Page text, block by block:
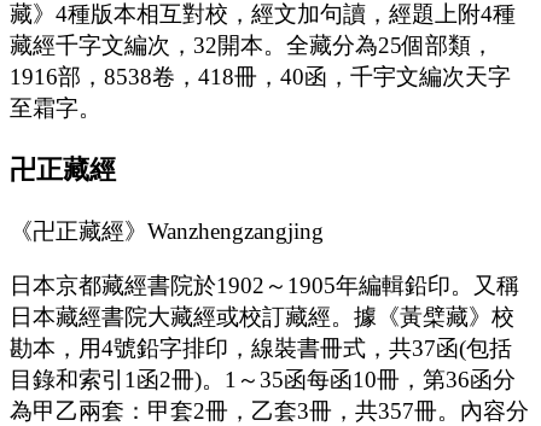
藏》4種版本相互對校，經文加句讀，經題上附4種
藏經千字文編次，32開本。全藏分為25個部類，
1916部，8538卷，418冊，40函，千宇文編次天字
至霜字。
卍正藏經
《卍正藏經》Wanzhengzangjing
日本京都藏經書院於1902～1905年編輯鉛印。又稱
日本藏經書院大藏經或校訂藏經。據《黃檗藏》校
勘本，用4號鉛字排印，線裝書冊式，共37函(包括
目錄和索引1函2冊)。1～35函每函10冊，第36函分
為甲乙兩套：甲套2冊，乙套3冊，共357冊。內容分